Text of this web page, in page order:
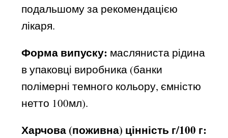
подальшому за рекомендацією
лікаря.
Форма випуску: масляниста рідина
в упаковці виробника (банки
полімерні темного кольору, ємністю
нетто 100мл).
Харчова (поживна) цінність г/100 г: